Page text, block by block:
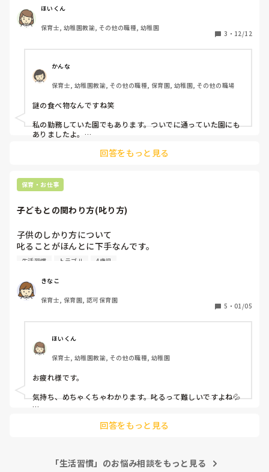
そして、園側の意向も伝えます。
楽しく食べることの大切さを保護者の思いは尊重しながら伝え
ます。
そこで折り合いをつけていくしかないのかなと思います。
私もかつてそのような方がおられました。
その時は、できる限り保護者の意向に配慮してやってみます！
とは伝えつつ、お子さん本人が自信を持って楽しく食べられる
配慮をしました。
例えば、間食できる達成感を味わえるように、苦手なものは
極々少量からはじめる、苦手なものを食べる際、友達に見ても
らって、食べられたら友達に褒めてもらうなど、モチベーショ
ンが上がることを考えました。
保護者が強く出てくると、肝心のお子さんのことがかすんでし
ポットを当てて、保護者の思いと園側の思いを調整できること
が大切だと思います。
りごとが置いてけぼりになってしまいます。
長を願う気持ちは同じなので、同じゴールに向かう仲間だとお
互いが自覚できるとベストですよね！
今はない・・・と言われましたが、うちの園では今もありま
す（笑）
いたことがありますが、現代は栄養不足どころか栄養過多で
まだ肝油食べてる園ってありますか？？
前は食べてたけど今はないよーと言う方は、廃止になった経
緯も知りたいです(^^)
ほいくん
保育士, 幼稚園教諭, その他の職種, 幼稚園
3 ・ 12/12
かんな
保育士, 幼稚園教諭, その他の職種, 保育園, 幼稚園, その他の職場
謎の食べ物なんですね笑
私の勤務していた園でもあります。ついでに通っていた園にも
ありましたよ。
回答をもっと見る
保育・お仕事
子どもとの関わり方(叱り方)
子供のしかり方について
叱ることがほんとに下手なんです。
イヤイヤ期で大泣きしている子や、
優しく言っても全く響きませんし、
強く言うと大声になってしまったりします。
きるだけ、寄り添う関わり方がいいなと思うのですが、大泣
きしている子供に寄り添おうと思うと時間もかかり、結局ビ
シッと叱ってくれる保育士さんの言うことを聞いてその場は
収まる…ということが多いです。
一人に保育士が取られると、保育や生活にも影響して全体が
大変になることを思うと、ゆっくり関わることの限界を感じ
ます。
その時の状況にもよると思いますが
生活習慣 トラブル 4歳児
きなこ
保育士, 保育園, 認可保育園
5 ・ 01/05
ほいくん
保育士, 幼稚園教諭, その他の職種, 幼稚園
お疲れ様です。
気持ち、めちゃくちゃわかります。叱るって難しいですよね💦
して、まずは話を聞くようにしています。気をつけることは
回答をもっと見る
「生活習慣」のお悩み相談をもっと見る